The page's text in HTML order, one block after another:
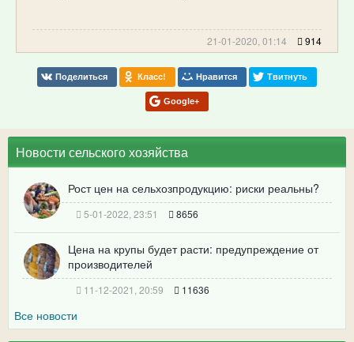
21-01-2020, 01:14 914
Поделиться Класс! Нравится Твитнуть
Google+
Новости сельского хозяйства
Рост цен на сельхозпродукцию: риски реальны?
5-01-2022, 23:51 8656
Цена на крупы будет расти: предупреждение от
производителей
11-12-2021, 20:59 11636
Все новости